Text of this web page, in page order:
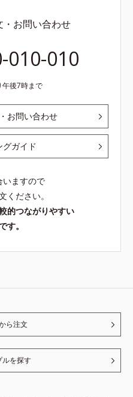
・お問い合わせ
010-010
後7時まで
お問い合わせ
グガイド
いますので
ください。
的つながりやすい
す。
ら注文
ルを探す